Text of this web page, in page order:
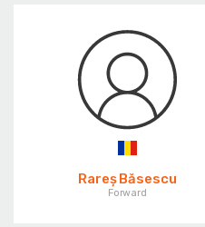
Rareș Băsescu
Forward